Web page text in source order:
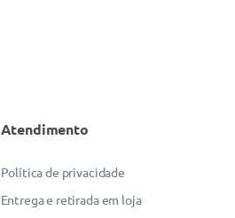
Atendimento
Política de privacidade
Entrega e retirada em loja